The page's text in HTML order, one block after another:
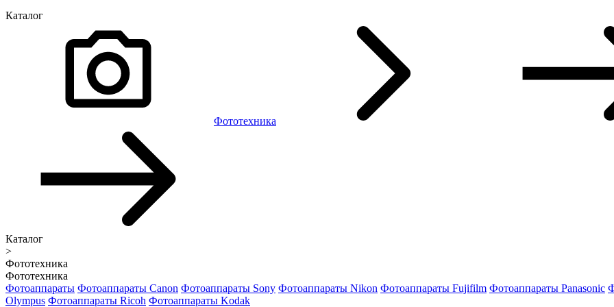
Каталог
Фототехника
Каталог
>
Фототехника
Фототехника
Фотоаппараты Фотоаппараты Canon Фотоаппараты Sony Фотоаппараты Nikon Фотоаппараты Fujifilm Фотоаппараты Panasonic
Olympus Фотоаппараты Ricoh Фотоаппараты Kodak